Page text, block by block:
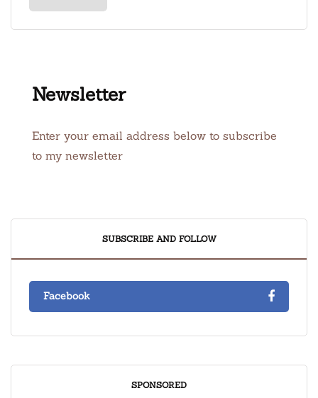
Newsletter
Enter your email address below to subscribe
to my newsletter
SUBSCRIBE AND FOLLOW
Facebook
SPONSORED